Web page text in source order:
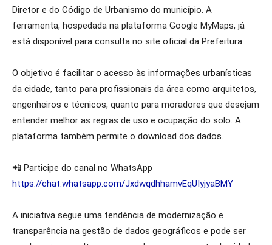
Diretor e do Código de Urbanismo do município. A
ferramenta, hospedada na plataforma Google MyMaps, já
está disponível para consulta no site oficial da Prefeitura.
O objetivo é facilitar o acesso às informações urbanísticas
da cidade, tanto para profissionais da área como arquitetos,
engenheiros e técnicos, quanto para moradores que desejam
entender melhor as regras de uso e ocupação do solo. A
plataforma também permite o download dos dados.
📲 Participe do canal no WhatsApp
https://chat.whatsapp.com/JxdwqdhhamvEqUIyjyaBMY
A iniciativa segue uma tendência de modernização e
transparência na gestão de dados geográficos e pode ser